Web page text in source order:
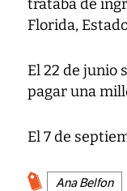
trataba de
Florida,
El 22 de junio
pagar una
El 7 de
Ana Belfon